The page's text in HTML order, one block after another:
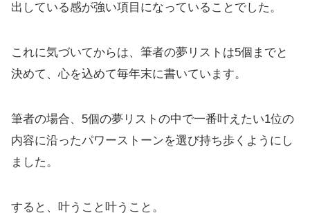
出している感が強い項目になっていることでした。
これに気づいてからは、筆者の夢リストは5個までと
決めて、心を込めて毎年末に書いています。
筆者の場合、5個の夢リストの中で一番叶えたい1位の
内容に沿ったパワーストーンを選び持ち歩くようにし
ました。
すると、叶うこと叶うこと。